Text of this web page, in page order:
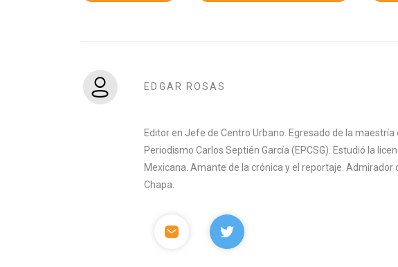
EDGAR ROSAS
Editor en Jefe de Centro Urbano. Egresado de la
Periodismo Carlos Septién García (EPCSG). Estudió la
Mexicana. Amante de la crónica y el reportaje. Admirador
Chapa.